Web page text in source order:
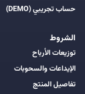
حساب تجريبي (DEMO)
الشروط
توزيعات الأرباح
الإيداعات والسحوبات
تفاصيل المنتج